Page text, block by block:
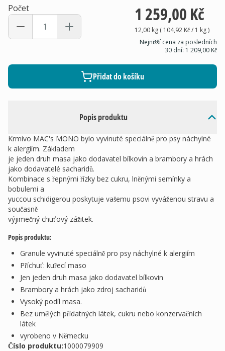
Popis produktu
Krmivo MAC's MONO bylo vyvinuté speciálně pro psy náchylné
k alergiím. Základem
je jeden druh masa jako dodavatel bílkovin a brambory a hrách
jako dodavatelé sacharidů.
Kombinace s řepnými řízky bez cukru, lněnými semínky a
bobulemi a
yuccou schidigerou poskytuje vašemu psovi vyváženou stravu a
současně
výjimečný chuťový zážitek.
Popis produktu:
Granule vyvinuté speciálně pro psy náchylné k alergiím
Příchuť: kuřecí maso
Jen jeden druh masa jako dodavatel bílkovin
Brambory a hrách jako zdroj sacharidů
Vysoký podíl masa.
Bez umělých přídatných látek, cukru nebo konzervačních
látek
vyrobeno v Německu
Číslo produktu:1000079909
Počet 1 259,00 Kč
12,00 kg( 104,92 Kč/ 1 kg)
Nejnižší cena za posledních
30 dní: 1 209,00 Kč
Přidat do košíku